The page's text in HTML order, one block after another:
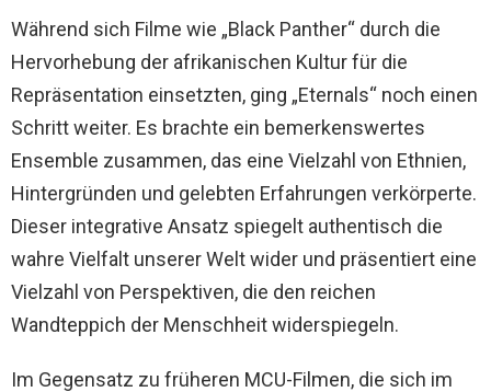
Während sich Filme wie „Black Panther“ durch die
Hervorhebung der afrikanischen Kultur für die
Repräsentation einsetzten, ging „Eternals“ noch einen
Schritt weiter. Es brachte ein bemerkenswertes
Ensemble zusammen, das eine Vielzahl von Ethnien,
Hintergründen und gelebten Erfahrungen verkörperte.
Dieser integrative Ansatz spiegelt authentisch die
wahre Vielfalt unserer Welt wider und präsentiert eine
Vielzahl von Perspektiven, die den reichen
Wandteppich der Menschheit widerspiegeln.
Im Gegensatz zu früheren MCU-Filmen, die sich im